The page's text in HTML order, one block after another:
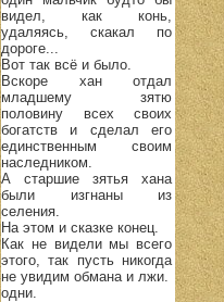
видел, как конь,
удаляясь, скакал по
дороге...
Вот так всё и было.
Вскоре хан отдал
младшему зятю
половину всех своих
богатств и сделал его
единственным своим
наследником.
А старшие зятья хана
были изгнаны из
селения.
На этом и сказке конец.
Как не видели мы всего
этого, так пусть никогда
не увидим обмана и лжи.
одни.